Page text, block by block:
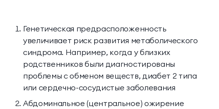
Генетическая предрасположенность
увеличивает риск развития метаболического
синдрома. Например, когда у близких
родственников были диагностированы
проблемы с обменом веществ, диабет 2 типа
или сердечно-сосудистые заболевания
Абдоминальное (центральное) ожирение